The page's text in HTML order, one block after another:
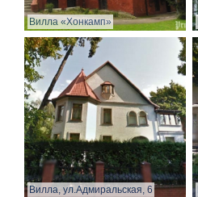
Вилла «Хонкамп»
Вилла, ул.Адмиральская, 6